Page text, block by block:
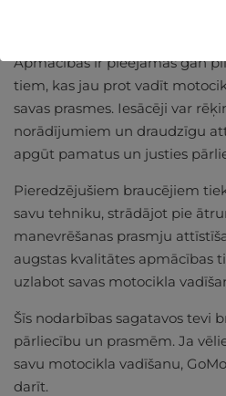
Apmācības ir pieejamas gan
tiem, kas jau prot vadīt
savas prasmes. Iesācēji var
norādījumiem un draudzīgu
apgūt pamatus un justies
Pieredzējušiem braucējiem
savu tehniku, strādājot pie
manevrēšanas prasmju
augstas kvalitātes apmācības
uzlabot savas motocikla
Šīs nodarbības sagatavos tevi
pārliecību un prasmēm. Ja
savu motocikla vadīšanu,
darīt.